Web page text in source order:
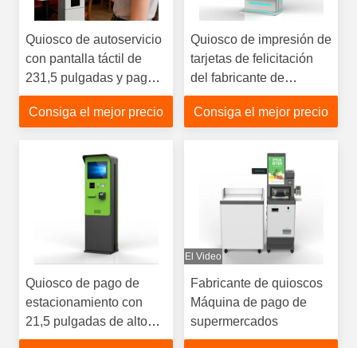
Quiosco de autoservicio
con pantalla táctil de
231,5 pulgadas y pago
con tarjeta para
restaurantes de comida
Consiga el mejor precio
Quiosco de impresión de
tarjetas de felicitación
del fabricante de
quioscos de autoservicio
de personalización OEM
Consiga el mejor precio
Quiosco de pago de
estacionamiento con
21,5 pulgadas de alto
brillo pago en efectivo
El Video
Fabricante de quioscos
Máquina de pago de
supermercados